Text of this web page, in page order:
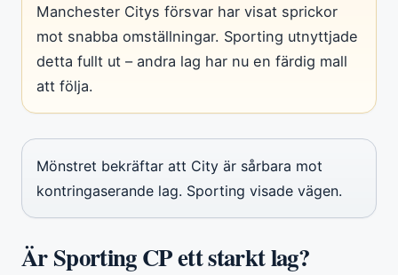
Manchester Citys försvar har visat sprickor
mot snabba omställningar. Sporting utnyttjade
detta fullt ut – andra lag har nu en färdig mall
att följa.
Mönstret bekräftar att City är sårbara mot
kontringaserande lag. Sporting visade vägen.
Är Sporting CP ett starkt lag?